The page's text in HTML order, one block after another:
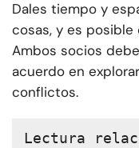
Dales tiempo y
cosas, y es
Ambos socios
acuerdo en
conflictos.
Lectura